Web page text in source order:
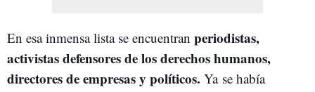
En esa inmensa lista se encuentran periodistas,
activistas defensores de los derechos humanos,
directores de empresas y políticos. Ya se había